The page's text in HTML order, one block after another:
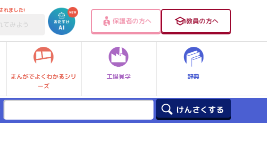
れました!
保護者の方へ 教員の方へ
まんがでよくわかるシリ
ーズ
工場見学 辞典